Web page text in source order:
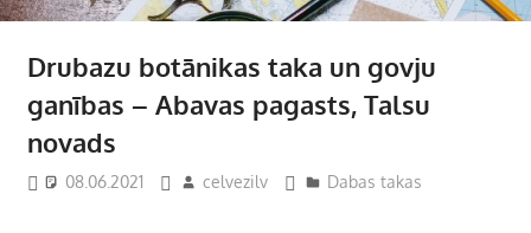
Drubazu botānikas taka un govju
ganības – Abavas pagasts, Talsu
novads
08.06.2021 celvezilv Dabas takas